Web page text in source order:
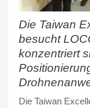
Die Taiwan
besucht
konzentriert
Die Taiwan